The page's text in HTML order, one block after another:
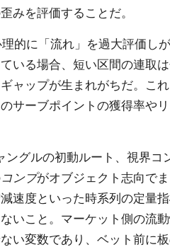
みを評価することだ。
的に「流れ」を過大評価し
いる場合、短い区間の連取
ャップが生まれがちだ。こ
サーブポイントの獲得率や
グルの初動ルート、視界コ
コンプがオブジェクト志向で
速度といった時系列の定量
いこと。マーケット側の流
い変数であり、ベット前に